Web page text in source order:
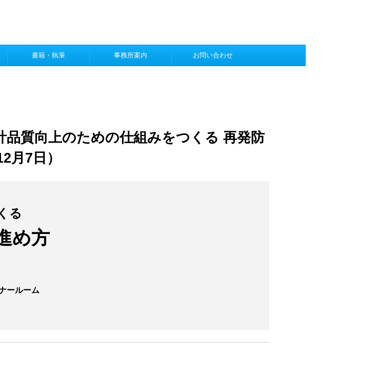
書籍・執筆 事務所案内 お問い合わせ
品質向上のための仕組みをつくる 再発防
月7日）
る
め方
ールーム